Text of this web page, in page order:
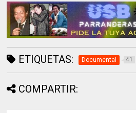
ETIQUETAS: Documental 41
COMPARTIR: